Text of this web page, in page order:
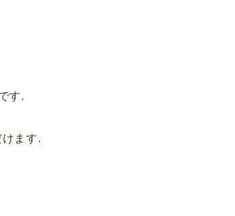
す.
ます.